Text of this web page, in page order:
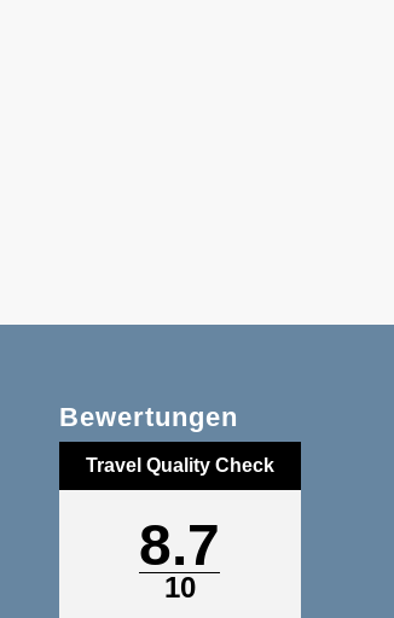
Bewertungen
8.7
10
Travel Quality Check